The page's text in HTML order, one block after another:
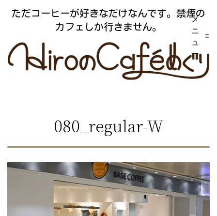
ン
ただコーヒーが好きなだけなんです。禁煙の
カフェしか行きません。
メ
ニ
ュ
ー
080_regular-W